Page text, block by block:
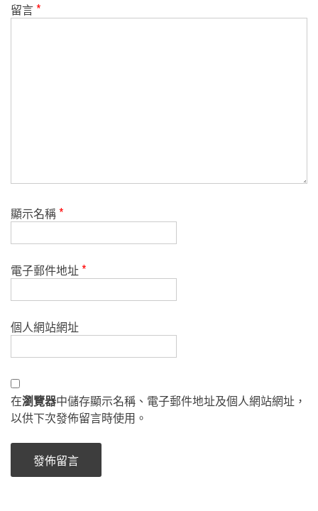
留言*
顯示名稱*
電子郵件地址*
個人網站網址
在瀏覽器中儲存顯示名稱、電子郵件地址及個人網站網址，
以供下次發佈留言時使用。